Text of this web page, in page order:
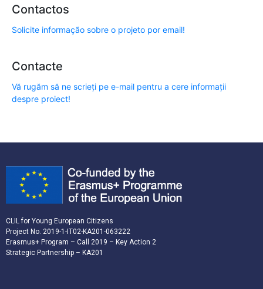
Contactos
Solicite informação sobre o projeto por email!
Contacte
Vă rugăm să ne scrieți pe e-mail pentru a cere informații
despre proiect!
CLIL for Young European Citizens
Project No. 2019-1-IT02-KA201-063222
Erasmus+ Program – Call 2019 – Key Action 2
Strategic Partnership – KA201